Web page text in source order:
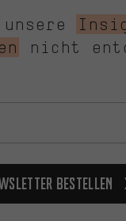
nicht
bestellen